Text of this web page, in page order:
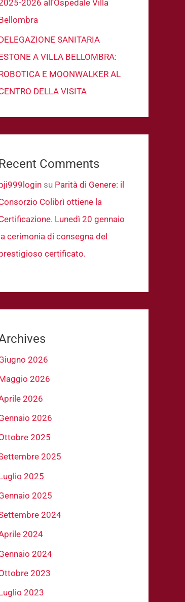
2026 all’Ospedale Villa
SANITARIA
A VILLA BELLOMBRA:
E MOONWALKER AL
DELLA VISITA
Recent Comments
su Parità di Genere: il
Colibrì ottiene la
Lunedì 20 gennaio
cerimonia di consegna del
certificato.
2026
2026
2026
2026
2025
2025
2025
2025
2024
2024
2024
2023
2023